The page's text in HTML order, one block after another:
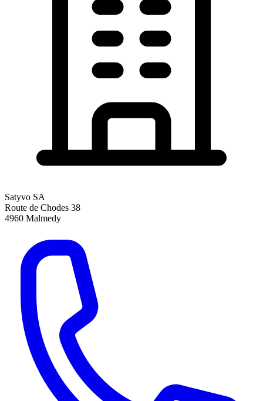
Satyvo SA
Route de Chodes 38
4960 Malmedy